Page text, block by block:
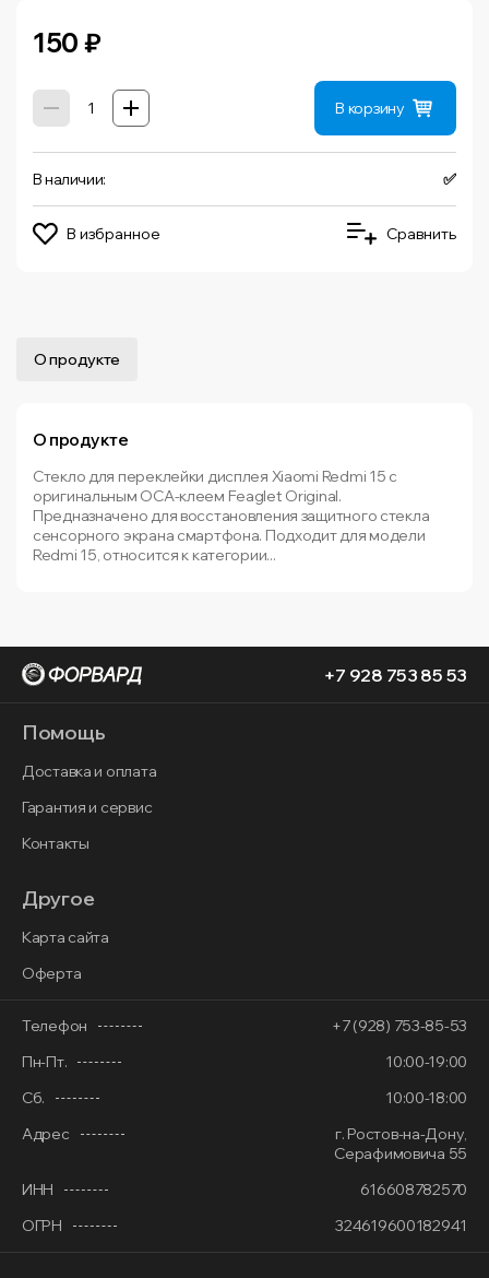
150 ₽
В корзину
В наличии: ✅
В избранное Сравнить
О продукте
О продукте
Стекло для переклейки дисплея Xiaomi Redmi 15 с
оригинальным OCA-клеем Feaglet Original.
Предназначено для восстановления защитного стекла
сенсорного экрана смартфона. Подходит для модели
Redmi 15, относится к категории...
+7 928 753 85 53
Помощь
Доставка и оплата
Гарантия и сервис
Контакты
Другое
Карта сайта
Оферта
Телефон
+7 (928) 753-85-53
Пн-Пт.
10:00-19:00
Сб.
10:00-18:00
Адрес
г. Ростов-на-Дону,
Серафимовича 55
ИНН
616608782570
ОГРН
324619600182941